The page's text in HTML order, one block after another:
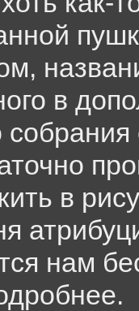
в
в
нам